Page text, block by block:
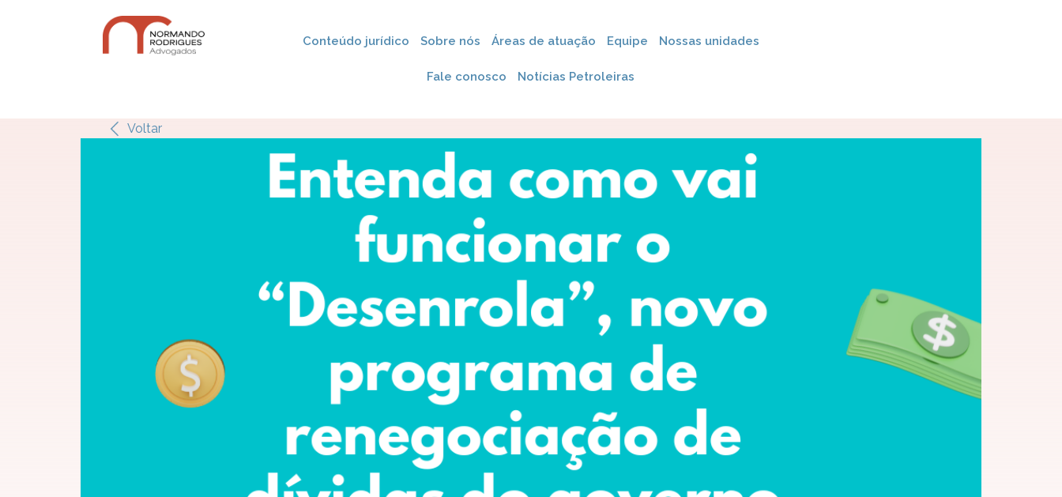
Conteúdo jurídico Sobre nós Áreas de atuação Equipe Nossas unidades
Fale conosco Notícias Petroleiras
Voltar